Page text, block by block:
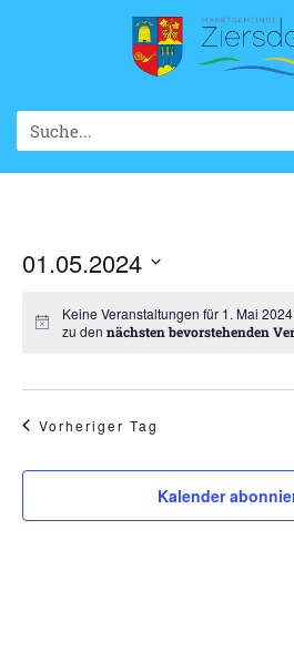
01.05.2024
wählen.Keine Veranstaltungen für 1. Mai
zu den nächsten bevorstehenden
Vorheriger Tag
Kalender